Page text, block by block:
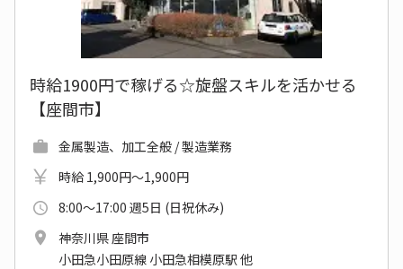
時給1900円で稼げる☆旋盤スキルを活かせる
【座間市】
金属製造、加工全般 / 製造業務
時給 1,900円～1,900円
8:00～17:00 週5日 (日祝休み)
神奈川県 座間市
小田急小田原線 小田急相模原駅 他